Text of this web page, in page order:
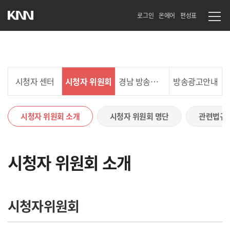
로그인 온에어 편성표
시청자 센터 시청자 위원회 경남 방송자문위원회 방송광고안내
시청자 위원회 소개 시청자 위원회 명단 관련법규
시청자 위원회 소개
시청자위원회